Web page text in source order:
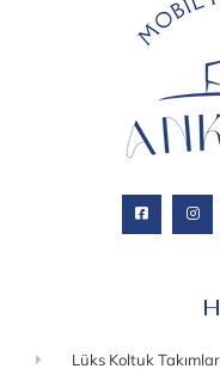
Lüks Koltuk